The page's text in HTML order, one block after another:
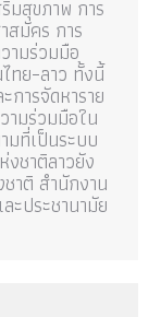
มสุขภาพ การ
สมัคร การ
ามร่วมมือ
ทย–ลาว ทั้งนี้
การจัดหาราย
ามร่วมมือใน
มที่เป็นระบบ
ชาติลาวยัง
าติ สำนักงาน
ะประชานามัย